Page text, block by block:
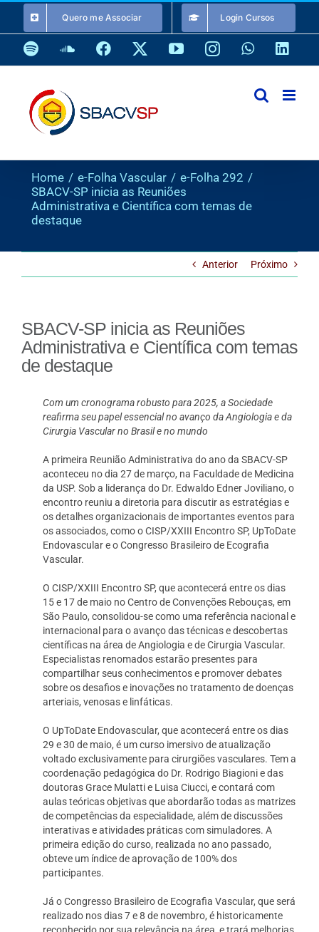
o
conteúdo
Quero me Associar Login Cursos
SpotifySoundCloud
Facebook YouTubeInstagramWhatsApp
Home e-Folha Vascular
e-Folha 292
SBACV-SP inicia as Reuniões
Administrativa e Científica com temas de
destaque
Anterior Próximo
SBACV-SP inicia as Reuniões
Administrativa e Científica com temas
de destaque
Com um cronograma robusto para 2025, a Sociedade
reafirma seu papel essencial no avanço da Angiologia e da
Cirurgia Vascular no Brasil e no mundo
A primeira Reunião Administrativa do ano da SBACV-SP
aconteceu no dia 27 de março, na Faculdade de Medicina
da USP. Sob a liderança do Dr. Edwaldo Edner Joviliano, o
encontro reuniu a diretoria para discutir as estratégias e
os detalhes organizacionais de importantes eventos para
os associados, como o CISP/XXIII Encontro SP, UpToDate
Endovascular e o Congresso Brasileiro de Ecografia
Vascular.
O CISP/XXIII Encontro SP, que acontecerá entre os dias
15 e 17 de maio no Centro de Convenções Rebouças, em
São Paulo, consolidou-se como uma referência nacional e
internacional para o avanço das técnicas e descobertas
científicas na área de Angiologia e de Cirurgia Vascular.
Especialistas renomados estarão presentes para
compartilhar seus conhecimentos e promover debates
sobre os desafios e inovações no tratamento de doenças
arteriais, venosas e linfáticas.
O UpToDate Endovascular, que acontecerá entre os dias
29 e 30 de maio, é um curso imersivo de atualização
voltado exclusivamente para cirurgiões vasculares. Tem a
coordenação pedagógica do Dr. Rodrigo Biagioni e das
doutoras Grace Mulatti e Luisa Ciucci, e contará com
aulas teóricas objetivas que abordarão todas as matrizes
de competências da especialidade, além de discussões
interativas e atividades práticas com simuladores. A
primeira edição do curso, realizada no ano passado,
obteve um índice de aprovação de 100% dos
participantes.
Já o Congresso Brasileiro de Ecografia Vascular, que será
realizado nos dias 7 e 8 de novembro, é historicamente